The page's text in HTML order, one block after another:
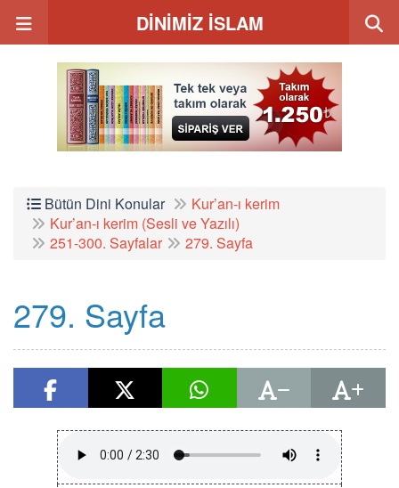
DİNİMİZ İSLAM
Bütün Dini Konular
Kur’an-ı kerim
Kur’an-ı kerim (Sesli ve Yazılı)
251-300. Sayfalar
279. Sayfa
279. Sayfa